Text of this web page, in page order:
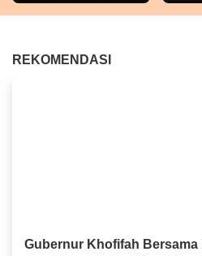
REKOMENDASI
Gubernur Khofifah